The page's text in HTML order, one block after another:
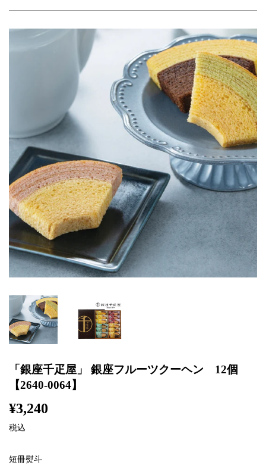
「銀座千疋屋」 銀座フルーツクーヘン 12個
【2640-0064】
¥3,240
税込
短冊熨斗